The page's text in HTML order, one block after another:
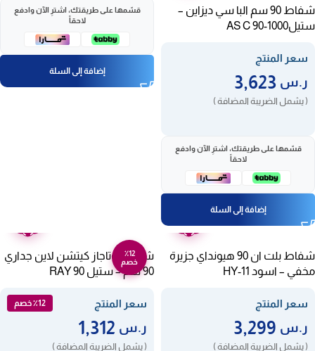
شفاط 90 سم البا سي ديزاين –
ستيلAS C 90-1000
سعر المنتج
ر.س
( يشمل الضريبة المضافة )
قسّمها على طريقتك، اشترِ الآن وادفع
لاحقاً
إضافة إلى السلة
قسّمها على طريقتك، اشترِ الآن وادفع
لاحقاً
إضافة إلى السلة
عامين
شفاط بلت ان 90 هيونداي جزيرة
مخفي – اسود HY-11
سعر المنتج
ر.س
( يشمل الضريبة المضافة )
٪12
خصم
شفاط بوتاجاز كيتشن لاين جداري
90 سم – ستيل RAY 90
سعر المنتج ٪12 خصم
ر.س
( يشمل الضريبة المضافة )